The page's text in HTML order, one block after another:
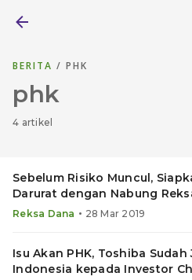
BERITA / PHK
phk
4 artikel
Sebelum Risiko Muncul,
Darurat dengan Nabung
Reksa Dana • 28 Mar 2019
Isu Akan PHK, Toshiba
Indonesia kepada Investor